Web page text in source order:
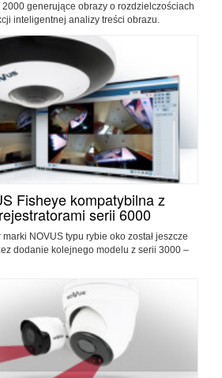
2000 generujące obrazy o rozdzielczościach
inteligentnej analizy treści obrazu.
Fisheye kompatybilna z
serii 6000
NOVUS typu rybie oko został jeszcze
dodanie kolejnego modelu z serii 3000 –